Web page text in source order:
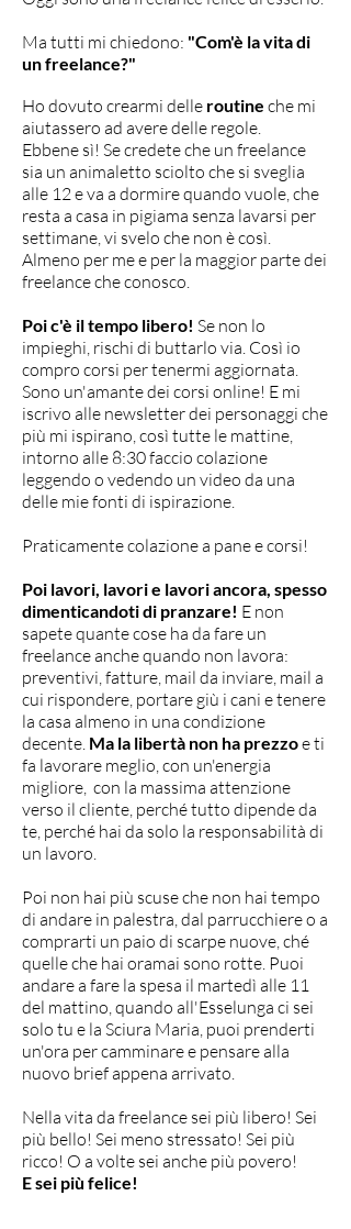
Ma tutti mi chiedono: "Com'è la vita di
un freelance?"
Ho dovuto crearmi delle routine che mi
aiutassero ad avere delle regole.
Ebbene sì! Se credete che un freelance
sia un animaletto sciolto che si sveglia
alle 12 e va a dormire quando vuole, che
resta a casa in pigiama senza lavarsi per
settimane, vi svelo che non è così.
Almeno per me e per la maggior parte dei
freelance che conosco.
Poi c'è il tempo libero! Se non lo
impieghi, rischi di buttarlo via. Così io
compro corsi per tenermi aggiornata.
Sono un'amante dei corsi online! E mi
iscrivo alle newsletter dei personaggi che
più mi ispirano, così tutte le mattine,
intorno alle 8:30 faccio colazione
leggendo o vedendo un video da una
delle mie fonti di ispirazione.
Praticamente colazione a pane e corsi!
Poi lavori, lavori e lavori ancora, spesso
dimenticandoti di pranzare! E non
sapete quante cose ha da fare un
freelance anche quando non lavora:
preventivi, fatture, mail da inviare, mail a
cui rispondere, portare giù i cani e tenere
la casa almeno in una condizione
decente. Ma la libertà non ha prezzoe ti
fa lavorare meglio, con un'energia
migliore, con la massima attenzione
verso il cliente, perché tutto dipende da
te, perché hai da solo la responsabilità di
un lavoro.
Poi non hai più scuse che non hai tempo
di andare in palestra, dal parrucchiere o a
comprarti un paio di scarpe nuove, ché
quelle che hai oramai sono rotte. Puoi
andare a fare la spesa il martedì alle 11
del mattino, quando all'Esselunga ci sei
solo tu e la Sciura Maria, puoi prenderti
un'ora per camminare e pensare alla
nuovo brief appena arrivato.
Nella vita da freelance sei più libero! Sei
più bello! Sei meno stressato! Sei più
ricco! O a volte sei anche più povero!
E sei più felice!